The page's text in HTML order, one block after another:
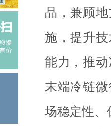
品，兼顾
施，提升
能力，推
末端冷链
场稳定性、